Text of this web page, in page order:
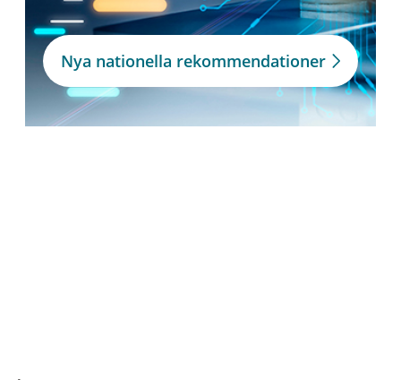
Nya nationella rekommendationer